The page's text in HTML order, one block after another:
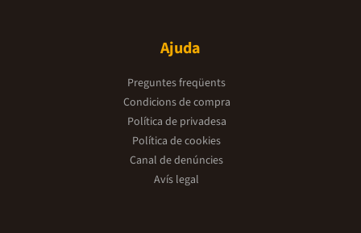
Ajuda
Preguntes freqüents
Condicions de compra
Política de privadesa
Política de cookies
Canal de denúncies
Avís legal